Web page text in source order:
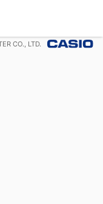
CO., LTD.